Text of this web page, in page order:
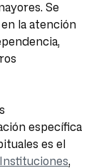
Se
la atención
específica
es el
,